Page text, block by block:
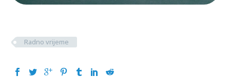
Radno vrijeme